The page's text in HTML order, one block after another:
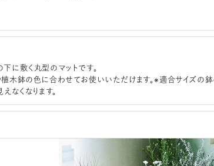
に敷く丸型のマットです。
木鉢の色に合わせてお使いいただけます。※適合サイズの
なくなります。